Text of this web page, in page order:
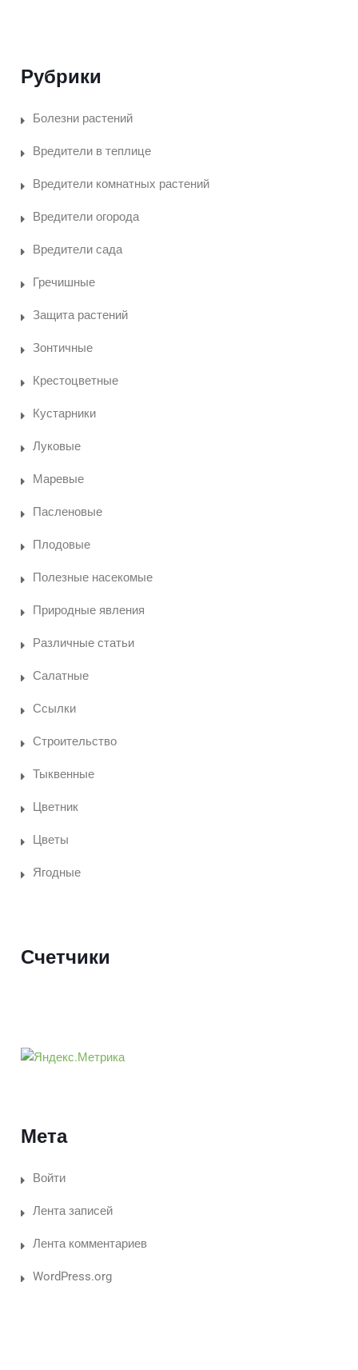
Рубрики
Болезни растений
Вредители в теплице
Вредители комнатных растений
Вредители огорода
Вредители сада
Гречишные
Защита растений
Зонтичные
Крестоцветные
Кустарники
Луковые
Маревые
Пасленовые
Плодовые
Полезные насекомые
Природные явления
Различные статьи
Салатные
Ссылки
Строительство
Тыквенные
Цветник
Цветы
Ягодные
Счетчики
Мета
Войти
Лента записей
Лента комментариев
WordPress.org